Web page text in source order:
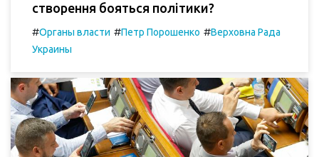
створення бояться політики?
#Органы власти #Петр Порошенко #Верховна Рада
Украины